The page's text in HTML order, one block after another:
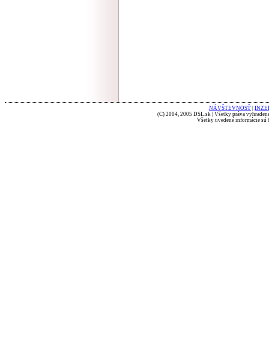
NÁVŠTEVNOSŤ
(C) 2004, 2005 DSL.sk | Všetky práva
Všetky uvedené informácie sú